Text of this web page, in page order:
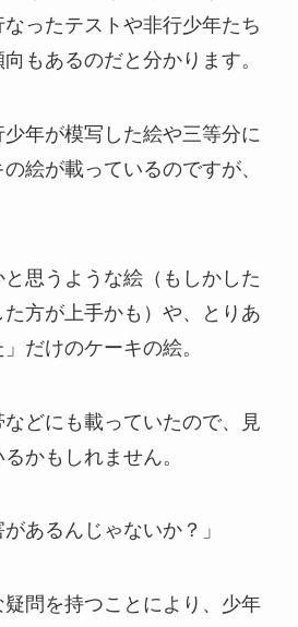
ったテストや非行少年たち
もあるのだと分かります。
年が模写した絵や三等分に
絵が載っているのですが、
思うような絵（もしかした
方が上手かも）や、とりあ
だけのケーキの絵。
どにも載っていたので、見
かもしれません。
あるんじゃないか？」
問を持つことにより、少年